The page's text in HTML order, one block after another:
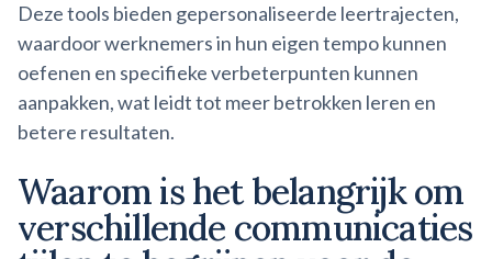
Deze tools bieden gepersonaliseerde leertrajecten,
waardoor werknemers in hun eigen tempo kunnen
oefenen en specifieke verbeterpunten kunnen
aanpakken, wat leidt tot meer betrokken leren en
betere resultaten.
Waarom is het belangrijk om
verschillende communicaties